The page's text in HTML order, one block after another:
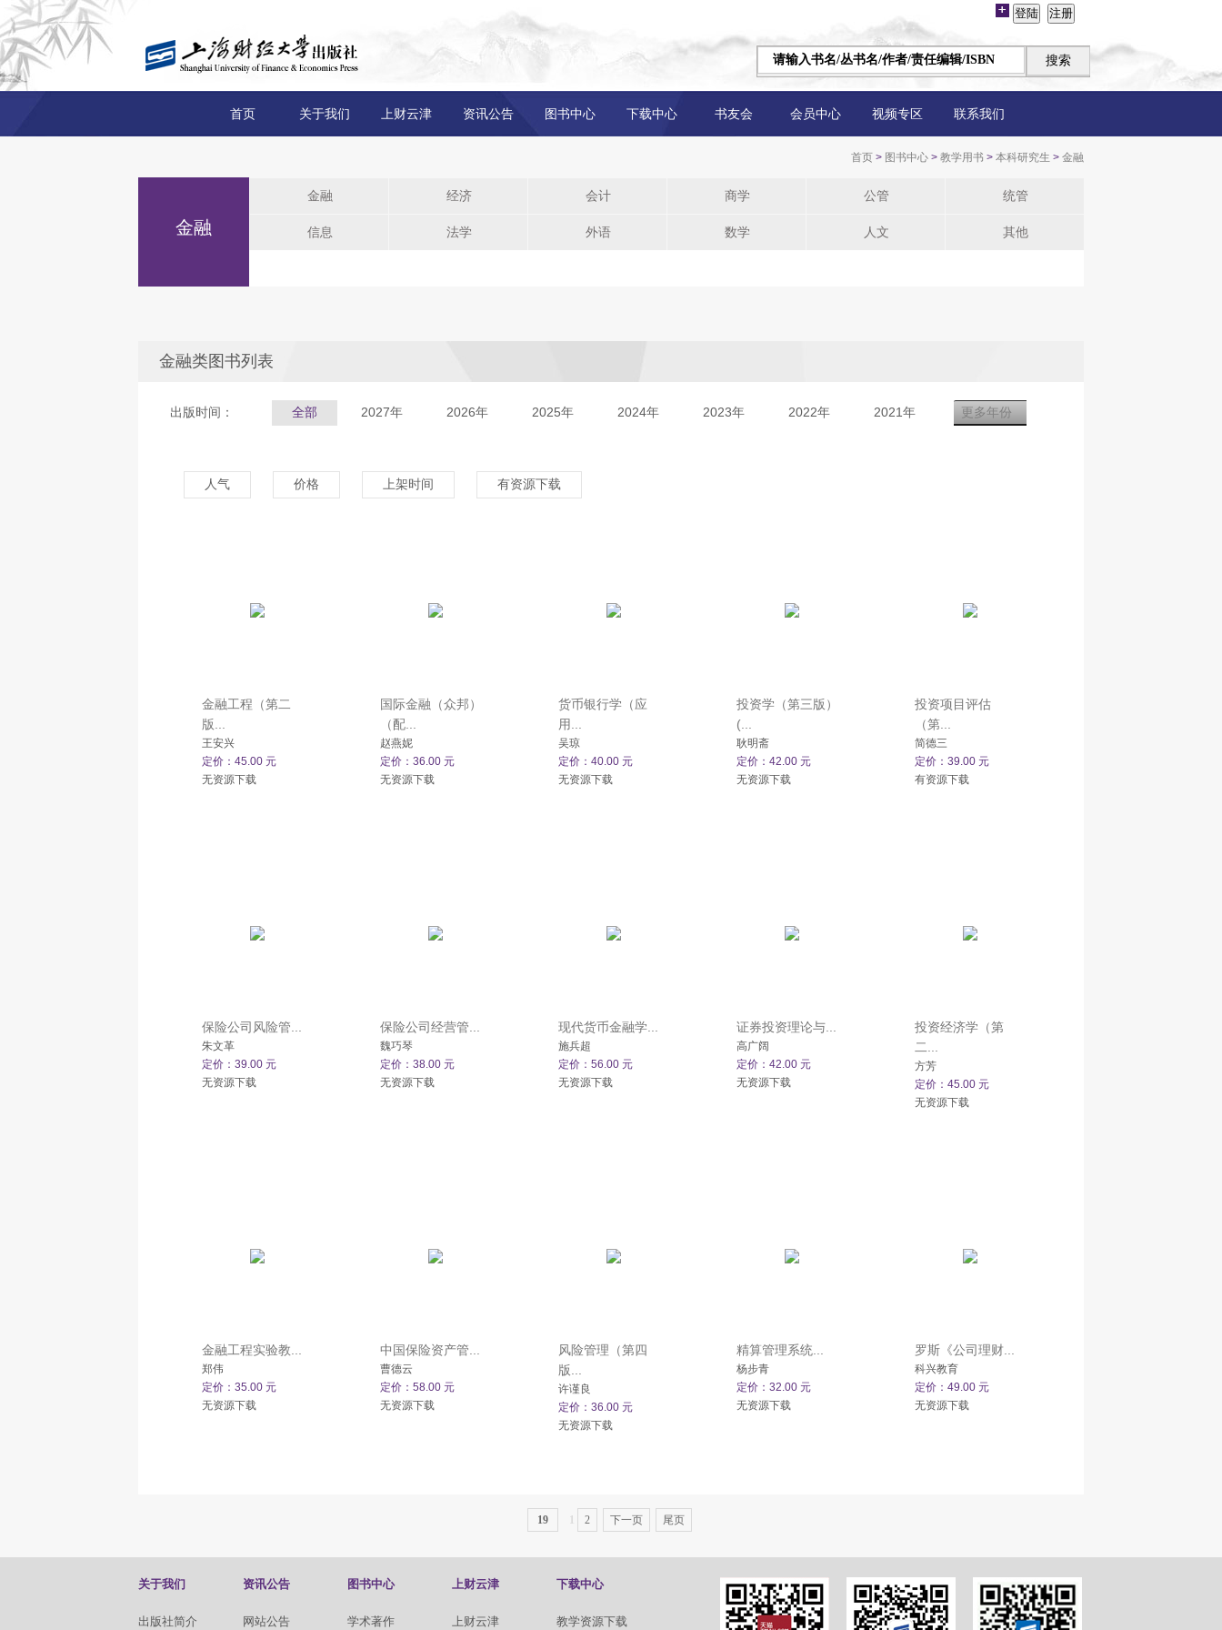
首页 关于我们 上财云津 资讯公告 图书中心 下载中心 书友会 会员中心 视频专区 联系我们
首页 > 图书中心 > 教学用书 > 本科研究生 > 金融
金融
金融 经济 会计 商学 公管 统管
信息 法学 外语 数学 人文 其他
金融类图书列表
出版时间： 全部 2027年 2026年 2025年 2024年 2023年 2022年 2021年 更多年份
人气 价格 上架时间 有资源下载
金融工程（第二
版...
王安兴
定价：45.00 元
无资源下载
国际金融（众邦）
（配...
赵燕妮
定价：36.00 元
无资源下载
货币银行学（应
用...
吴琼
定价：40.00 元
无资源下载
投资学（第三版）
(...
耿明斋
定价：42.00 元
无资源下载
投资项目评估
（第...
简德三
定价：39.00 元
有资源下载
保险公司风险管...
朱文革
定价：39.00 元
无资源下载
保险公司经营管...
魏巧琴
定价：38.00 元
无资源下载
现代货币金融学...
施兵超
定价：56.00 元
无资源下载
证券投资理论与...
高广阔
定价：42.00 元
无资源下载
投资经济学（第
二...
方芳
定价：45.00 元
无资源下载
金融工程实验教...
郑伟
定价：35.00 元
无资源下载
中国保险资产管...
曹德云
定价：58.00 元
无资源下载
风险管理（第四
版...
许谨良
定价：36.00 元
无资源下载
精算管理系统...
杨步青
定价：32.00 元
无资源下载
罗斯《公司理财...
科兴教育
定价：49.00 元
无资源下载
19 2 下一页 尾页
关于我们
出版社简介
资讯公告
网站公告
图书中心
学术著作
上财云津
上财云津
下载中心
教学资源下载